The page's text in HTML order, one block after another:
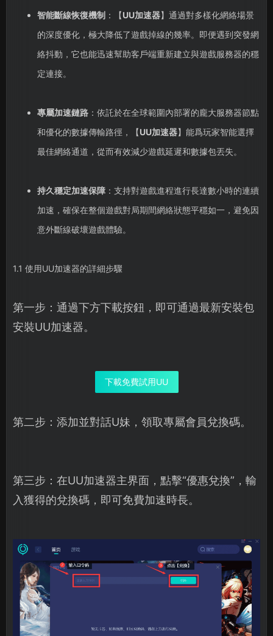
智能斷線恢復機制 ：【UU加速器】通過對多樣化網絡場景
的深度優化，極大降低了遊戲掉線的幾率。即便遇到突發網
絡抖動，它也能迅速幫助客戶端重新建立與遊戲服務器的穩
定連接。
專屬加速鏈路：依託於在全球範圍內部署的龐大服務器節點
和優化的數據傳輸路徑，【UU加速器】能爲玩家智能選擇
最佳網絡通道，從而有效減少遊戲延遲和數據包丟失。
持久穩定加速保障：支持對遊戲進程進行長達數小時的連續
加速，確保在整個遊戲對局期間網絡狀態平穩如一，避免因
意外斷線破壞遊戲體驗。
1.1 使用UU加速器的詳細步驟
第一步：通過下方下載按鈕，即可通過最新安裝包
安裝UU加速器。
下載免費試用UU
第二步：添加並對話U妹，領取專屬會員兌換碼。
第三步：在UU加速器主界面，點擊“優惠兌換”，輸
入獲得的兌換碼，即可免費加速時長。